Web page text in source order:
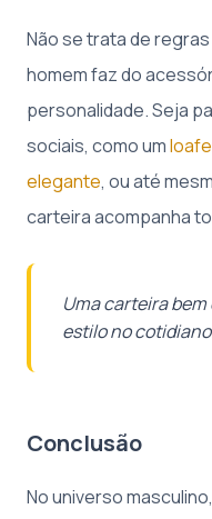
Não se trata de
homem faz do
personalidade. Seja
sociais, como um
elegante, ou até
carteira acompanha
Uma carteira
estilo no
Conclusão
No universo